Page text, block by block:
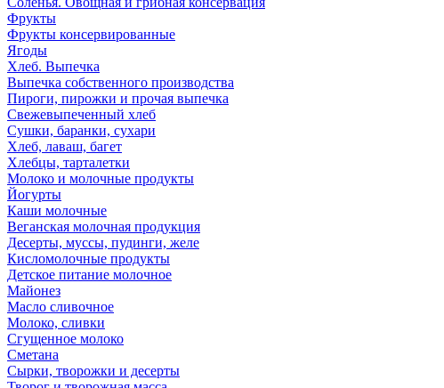
Фрукты
Фрукты консервированные
Ягоды
Хлеб. Выпечка
Выпечка собственного производства
Пироги, пирожки и прочая выпечка
Свежевыпеченный хлеб
Сушки, баранки, сухари
Хлеб, лаваш, багет
Хлебцы, тарталетки
Молоко и молочные продукты
Йогурты
Каши молочные
Веганская молочная продукция
Десерты, муссы, пудинги, желе
Кисломолочные продукты
Детское питание молочное
Майонез
Масло сливочное
Молоко, сливки
Сгущенное молоко
Сметана
Сырки, творожки и десерты